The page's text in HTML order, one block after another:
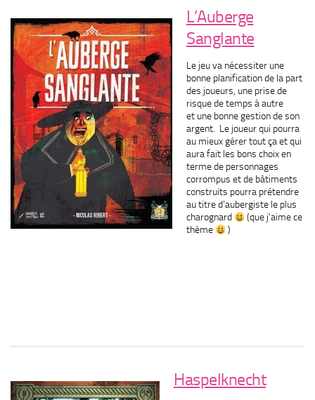
L’Auberge
Sanglante
Le jeu va nécessiter une
bonne planification de la part
des joueurs, une prise de
risque de temps à autre
et une bonne gestion de son
argent. Le joueur qui pourra
au mieux gérer tout ça et qui
aura fait les bons choix en
terme de personnages
corrompus et de bâtiments
construits pourra prétendre
au titre d’aubergiste le plus
charognard
(que j’aime ce
thème
)
Haspelknecht